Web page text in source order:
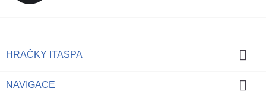
HRAČKY ITASPA 
NAVIGACE 